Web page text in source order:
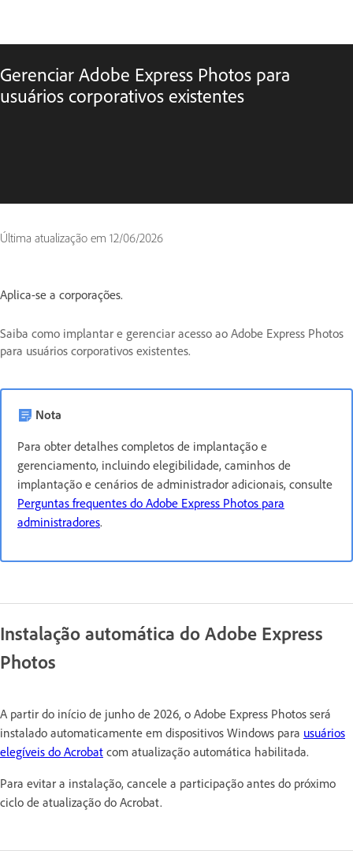
Gerenciar Adobe Express Photos para
usuários corporativos existentes
Última atualização em 12/06/2026
Aplica-se a corporações.
Saiba como implantar e gerenciar acesso ao Adobe Express Photos
para usuários corporativos existentes.
Nota
Para obter detalhes completos de implantação e
gerenciamento, incluindo elegibilidade, caminhos de
implantação e cenários de administrador adicionais, consulte
Perguntas frequentes do Adobe Express Photos para
administradores.
Instalação automática do Adobe Express
Photos
A partir do início de junho de 2026, o Adobe Express Photos será
instalado automaticamente em dispositivos Windows para usuários
elegíveis do Acrobat com atualização automática habilitada.
Para evitar a instalação, cancele a participação antes do próximo
ciclo de atualização do Acrobat.